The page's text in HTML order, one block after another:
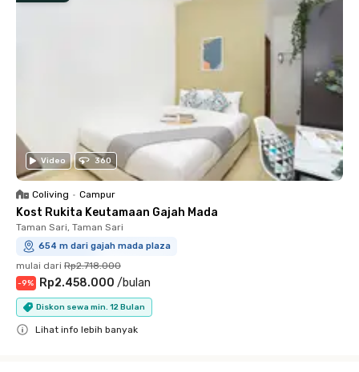
Video 360
Coliving • Campur
Kost Rukita Keutamaan Gajah Mada
Taman Sari, Taman Sari
654 m dari gajah mada plaza
mulai dari Rp2.718.000
-9% Rp2.458.000 /bulan
Diskon sewa min. 12 Bulan
Lihat info lebih banyak